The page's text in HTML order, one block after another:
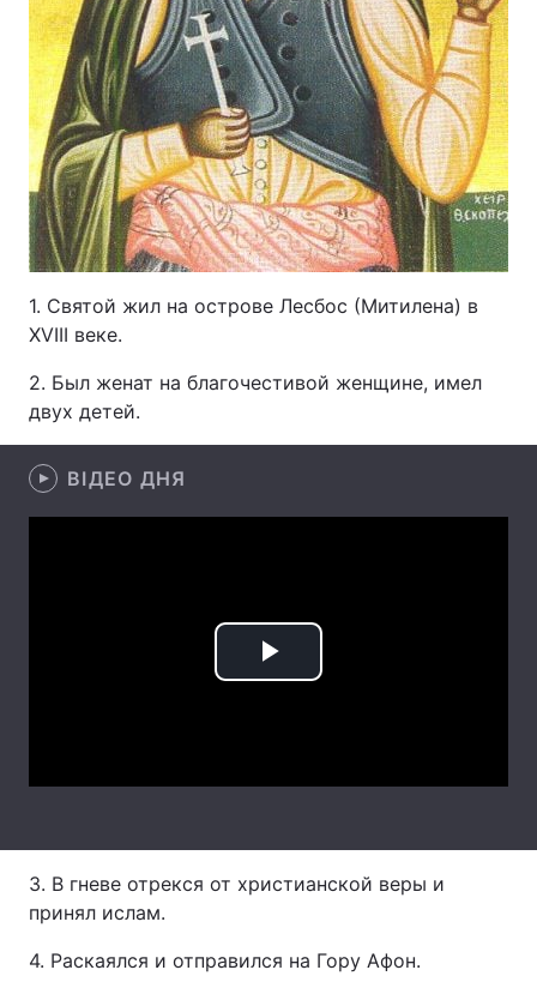
Цікавинки Погода
Екологія Регіони
Лонгріди
Відео з Youtube Статті
Інтерв'ю Думки
Архів Вакансії
Послуги
1. Святой жил на острове Лесбос (Митилена) в
XVIII веке.
2. Был женат на благочестивой женщине, имел
двух детей.
ВІДЕО ДНЯ
Play
3. В гневе отрекся от христианской веры и
принял ислам.
4. Раскаялся и отправился на Гору Афон.